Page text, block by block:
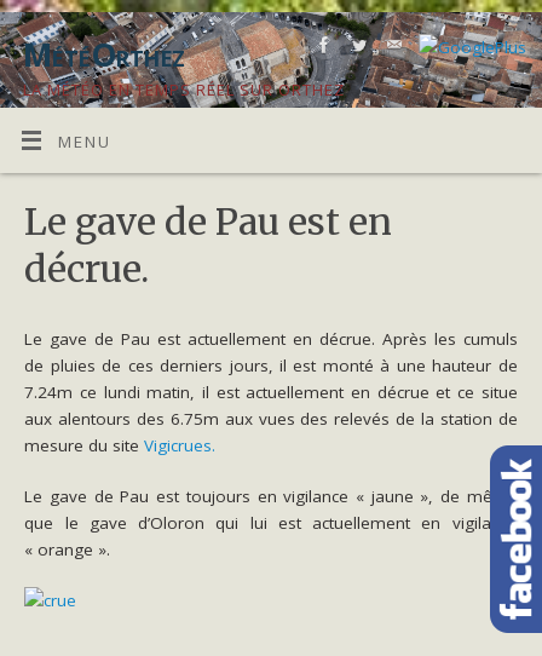
MétéOrthez
LA MÉTÉO EN TEMPS RÉEL SUR ORTHEZ
MENU
Le gave de Pau est en
décrue.
Le gave de Pau est actuellement en décrue. Après les cumuls
de pluies de ces derniers jours, il est monté à une hauteur de
7.24m ce lundi matin, il est actuellement en décrue et ce situe
aux alentours des 6.75m aux vues des relevés de la station de
mesure du siteVigicrues.
Le gave de Pau est toujours en vigilance « jaune », de même
que le gave d’Oloron qui lui est actuellement en vigilance
« orange ».